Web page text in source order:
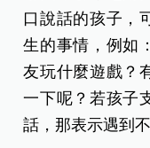
口說話的孩子，
生的事情，例如
友玩什麼遊戲？
一下呢？若孩子
話，那表示遇到